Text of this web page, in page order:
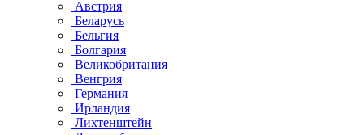
Австрия
Беларусь
Бельгия
Болгария
Великобритания
Венгрия
Германия
Ирландия
Лихтенштейн